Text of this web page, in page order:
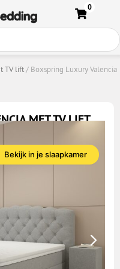
0
TV lift/ Boxspring Luxury Valencia
MET TV LIFT
Bekijk in je slaapkamer